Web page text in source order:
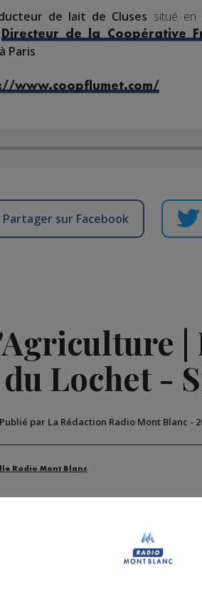
de lait de Cluses situé en
Directeur de la Coopérative
Paris.
www.coopflumet.com/
Partager sur Facebook
Lochet -
Publié par La Rédaction Radio Mont Blanc -
Radio Mont Blanc